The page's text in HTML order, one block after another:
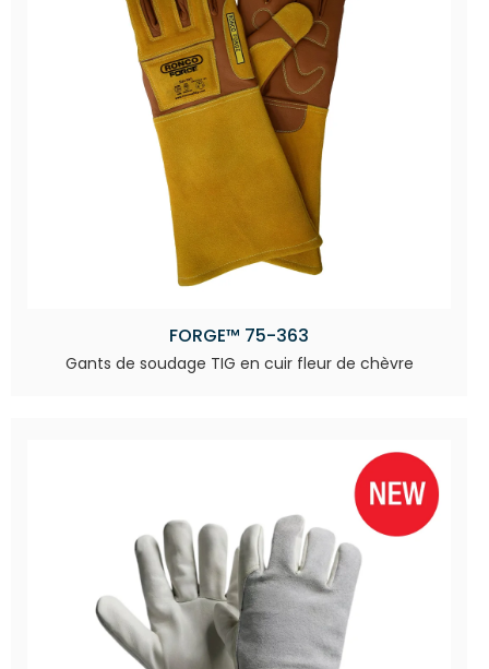
FORGE™ 75-363
Gants de soudage TIG en cuir fleur de chèvre